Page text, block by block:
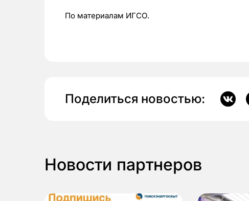
По материалам ИГСО.
Поделиться новостью:
Новости партнеров